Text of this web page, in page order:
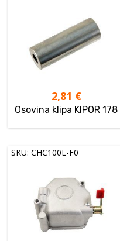
2,81 €
Osovina klipa KIPOR 178
SKU: CHC100L-F0